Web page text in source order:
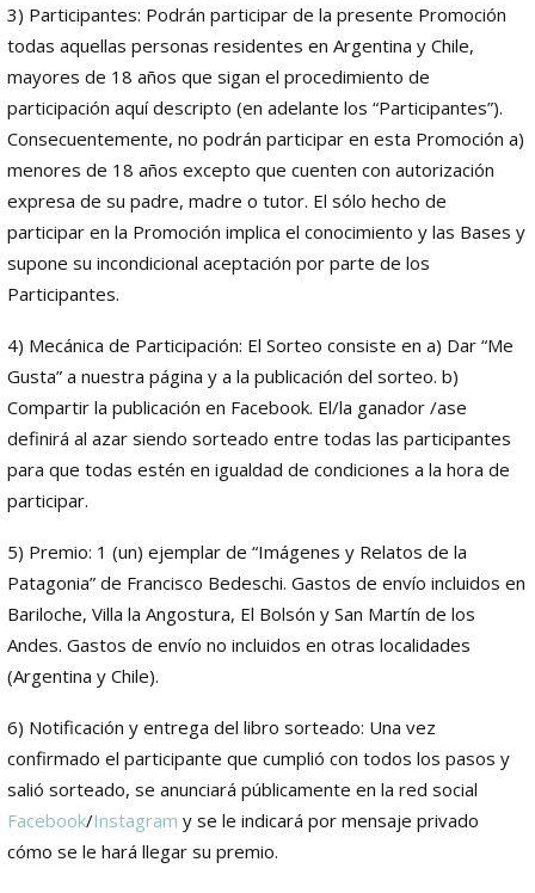
3) Participantes: Podrán participar de la presente Promoción
todas aquellas personas residentes en Argentina y Chile,
mayores de 18 años que sigan el procedimiento de
participación aquí descripto (en adelante los “Participantes”).
Consecuentemente, no podrán participar en esta Promoción a)
menores de 18 años excepto que cuenten con autorización
expresa de su padre, madre o tutor. El sólo hecho de
participar en la Promoción implica el conocimiento y las Bases y
supone su incondicional aceptación por parte de los
Participantes.
4) Mecánica de Participación: El Sorteo consiste en a) Dar “Me
Gusta” a nuestra página y a la publicación del sorteo. b)
Compartir la publicación en Facebook. El/la ganador /ase
definirá al azar siendo sorteado entre todas las participantes
para que todas estén en igualdad de condiciones a la hora de
participar.
5) Premio: 1 (un) ejemplar de “Imágenes y Relatos de la
Patagonia” de Francisco Bedeschi. Gastos de envío incluidos en
Bariloche, Villa la Angostura, El Bolsón y San Martín de los
Andes. Gastos de envío no incluidos en otras localidades
(Argentina y Chile).
6) Notificación y entrega del libro sorteado: Una vez
confirmado el participante que cumplió con todos los pasos y
salió sorteado, se anunciará públicamente en la red social
Facebook/Instagram y se le indicará por mensaje privado
cómo se le hará llegar su premio.